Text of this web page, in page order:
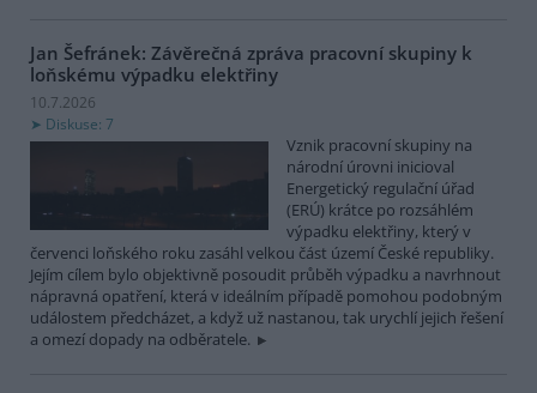
Jan Šefránek: Závěrečná zpráva pracovní skupiny k
loňskému výpadku elektřiny
10.7.2026
Diskuse: 7
Vznik pracovní skupiny na
národní úrovni inicioval
Energetický regulační úřad
(ERÚ) krátce po rozsáhlém
výpadku elektřiny, který v
červenci loňského roku zasáhl velkou část území České republiky.
Jejím cílem bylo objektivně posoudit průběh výpadku a navrhnout
nápravná opatření, která v ideálním případě pomohou podobným
událostem předcházet, a když už nastanou, tak urychlí jejich řešení
a omezí dopady na odběratele.